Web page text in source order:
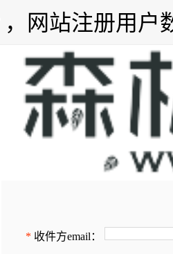
，网站注册用户
* 收件方email：